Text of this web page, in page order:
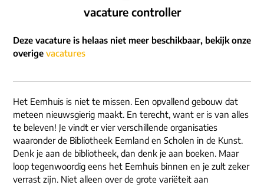
HR/payroll traineeship
optimalisatie
functioneel beheer
overige diensten
vacatures
referenties
outsourcing
detachering
consultancy
onze experts
ons dna
contact
vestigingen
e-mail/telefoon
social media
vacature controller
Deze vacature is helaas niet meer beschikbaar, bekijk onze
overige vacatures
Het Eemhuis is niet te missen. Een opvallend gebouw dat
meteen nieuwsgierig maakt. En terecht, want er is van alles
te beleven! Je vindt er vier verschillende organisaties
waaronder de Bibliotheek Eemland en Scholen in de Kunst.
Denk je aan de bibliotheek, dan denk je aan boeken. Maar
loop tegenwoordig eens het Eemhuis binnen en je zult zeker
verrast zijn. Niet alleen over de grote variëteit aan